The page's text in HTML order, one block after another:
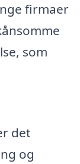
firmaer
som
det
og